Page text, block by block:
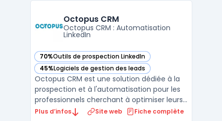
opportunités et entités spécifiques selon
les besoins i ...
Octopus CRM
Octopus CRM : Automatisation
LinkedIn
70%Outils de prospection LinkedIn
— voir Octopus CRM dans cette catégorie
45%Logiciels de gestion des leads
— voir Octopus CRM dans cette catégorie
Octopus CRM est une solution dédiée à la
prospection et à l'automatisation pour les
professionnels cherchant à optimiser leurs
actions sur LinkedIn. La plateforme offre
Plus d’infos Site web Fiche complète